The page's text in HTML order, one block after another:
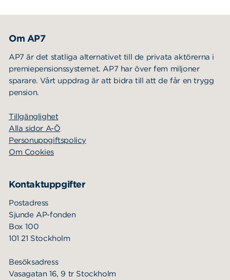
Om AP7
AP7 är det statliga alternativet till de privata aktörerna i
premiepensionssystemet. AP7 har över fem miljoner
sparare. Vårt uppdrag är att bidra till att de får en trygg
pension.
Tillgänglighet
Alla sidor A-Ö
Personuppgiftspolicy
Om Cookies
Kontaktuppgifter
Postadress
Sjunde AP-fonden
Box 100
101 21 Stockholm
Besöksadress
Vasagatan 16, 9 tr Stockholm